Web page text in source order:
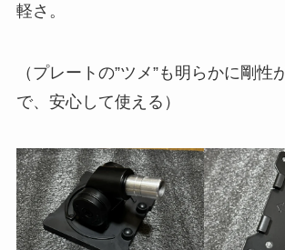
軽さ。
（プレートの”ツメ”も明らかに剛性
で、安心して使える）